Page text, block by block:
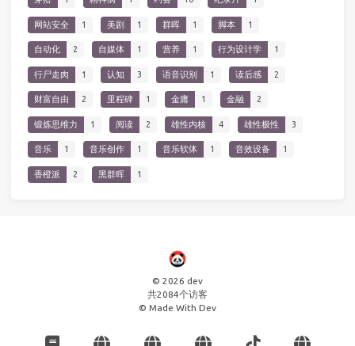
网站安全 1 美剧 1 群晖 1 脚本 1
自动化 2 自媒体 1 营养 1 行为设计学 1
行尸走肉 1 认知 3 语音识别 1 读后感 2
财富自由 2 里程碑 1 金庸 1 金融 2
锻炼思维力 1 阅读 2 雄性内核 4 雄性极性 3
音乐 1 音乐创作 1 音乐软体 1 音效设备 1
香橙派 2 黑群晖 1
© 2026 dev
共2084个访客
© Made With Dev